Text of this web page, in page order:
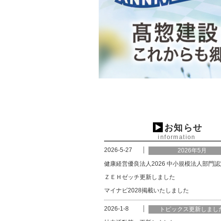
お知らせ
information
2026-5-27
2026年5月
健康経営優良法人2026 中小規模法人部門
ＺＥＨゼッチ更新しました
マイナビ2028掲載いたしました
2026-1-8
トピックス更新しまし